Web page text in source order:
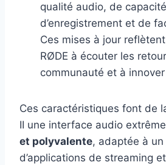
qualité audio, de
d’enregistrement et de
Ces mises à jour
RØDE à écouter les
communauté et à
Ces caractéristiques font de
II une interface audio
et polyvalente, adaptée à
d’applications de streaming